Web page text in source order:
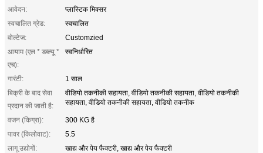
आवेदन:
प्लास्टिक मिक्सर
स्वचालित ग्रेड:
स्वचालित
वोल्टेज:
Customzied
आयाम (एल * डब्ल्यू *
एच):
स्वनिर्धारित
गारंटी:
1 साल
बिक्री के बाद सेवा
प्रदान की जाती है:
वीडियो तकनीकी सहायता, वीडियो तकनीकी सहायता, वीडियो तकनीकी
सहायता, वीडियो तकनीकी सहायता, वीडियो तकनीक
वजन (किग्रा):
300 KG है
पावर (किलोवाट):
5.5
लागू उद्योगों:
खाद्य और पेय फैक्टरी, खाद्य और पेय फैक्टरी